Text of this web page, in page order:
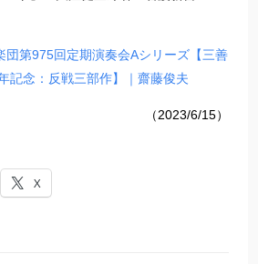
団第975回定期演奏会Aシリーズ【三善
記念：反戦三部作】｜齋藤俊夫
（2023/6/15）
X